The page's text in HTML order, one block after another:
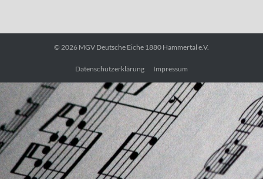
© 2026 MGV Deutsche Eiche 1880 Hammertal e.V.
Datenschutzerklärung Impressum